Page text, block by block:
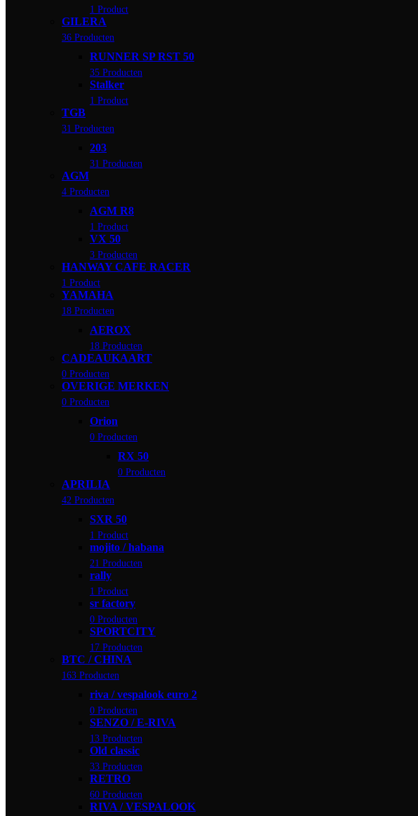
1 Product
GILERA
36 Producten
RUNNER SP RST 50
35 Producten
Stalker
1 Product
TGB
31 Producten
203
31 Producten
AGM
4 Producten
AGM R8
1 Product
VX 50
3 Producten
HANWAY CAFE RACER
1 Product
YAMAHA
18 Producten
AEROX
18 Producten
CADEAUKAART
0 Producten
OVERIGE MERKEN
0 Producten
Orion
0 Producten
RX 50
0 Producten
APRILIA
42 Producten
SXR 50
1 Product
mojito / habana
21 Producten
rally
1 Product
sr factory
0 Producten
SPORTCITY
17 Producten
BTC / CHINA
163 Producten
riva / vespalook euro 2
0 Producten
SENZO / E-RIVA
13 Producten
Old classic
33 Producten
RETRO
60 Producten
RIVA / VESPALOOK